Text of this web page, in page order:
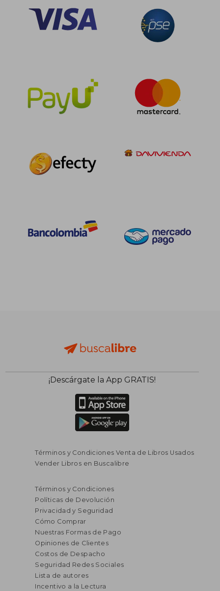
$ 76.701
45%
dcto.
$ 139.456 45%
dcto.
¡Descárgate la App GRATIS!
Términos y Condiciones Venta de Libros Usados
Vender Libros en Buscalibre
Términos y Condiciones
Políticas de Devolución
Privacidad y Seguridad
Cómo Comprar
Nuestras Formas de Pago
Opiniones de Clientes
Costos de Despacho
Seguridad Redes Sociales
Lista de autores
Incentivo a la Lectura